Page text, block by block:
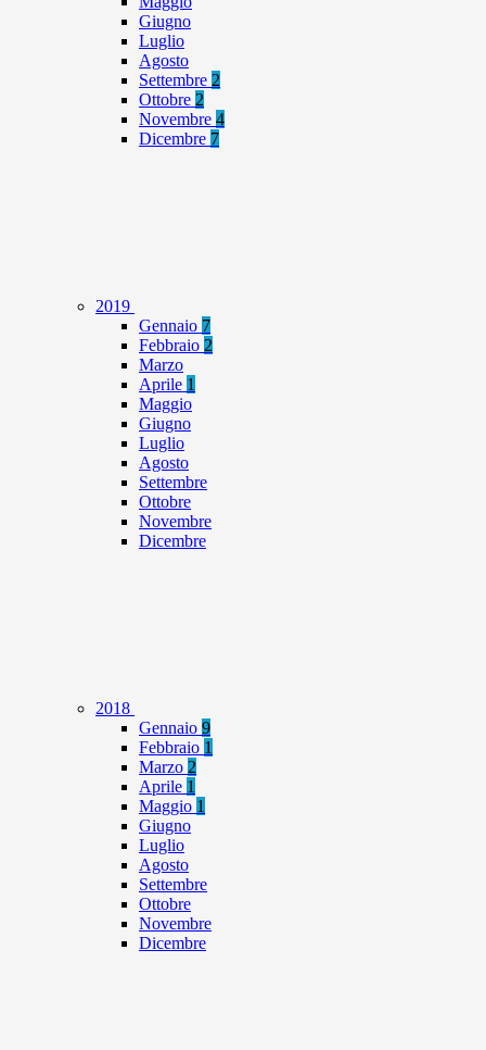
Giugno
Luglio
Agosto
Settembre 2
Ottobre 2
Novembre 4
Dicembre 7
2019
Gennaio 7
Febbraio 2
Marzo
Aprile 1
Maggio
Giugno
Luglio
Agosto
Settembre
Ottobre
Novembre
Dicembre
2018
Gennaio 9
Febbraio 1
Marzo 2
Aprile 1
Maggio 1
Giugno
Luglio
Agosto
Settembre
Ottobre
Novembre
Dicembre